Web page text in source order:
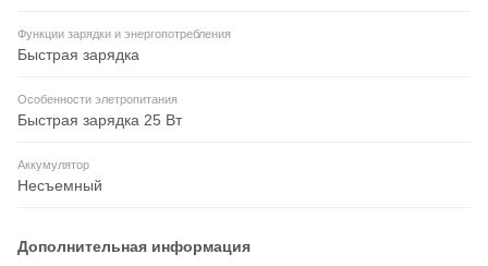
Функции зарядки и энергопотребления
Быстрая зарядка
Особенности элетропитания
Быстрая зарядка 25 Вт
Аккумулятор
Несъемный
Дополнительная информация